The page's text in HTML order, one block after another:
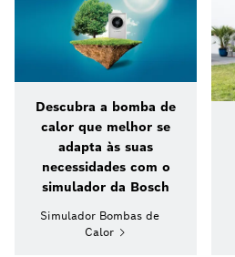
Descubra a bomba de
calor que melhor se
adapta às suas
necessidades com o
simulador da Bosch
Simulador Bombas de
Calor